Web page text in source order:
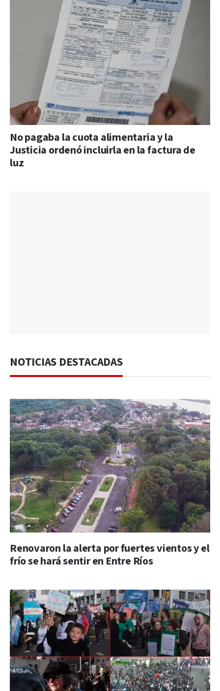
No pagaba la cuota alimentaria y la
Justicia ordenó incluirla en la factura de
luz
NOTICIAS DESTACADAS
Renovaron la alerta por fuertes vientos y el
frío se hará sentir en Entre Ríos